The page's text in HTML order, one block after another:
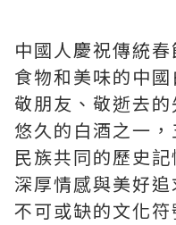
中國人慶祝傳統
食物和美味的中
敬朋友、敬逝去
悠久的白酒之一
民族共同的歷史
深厚情感與美好
不可或缺的文化符